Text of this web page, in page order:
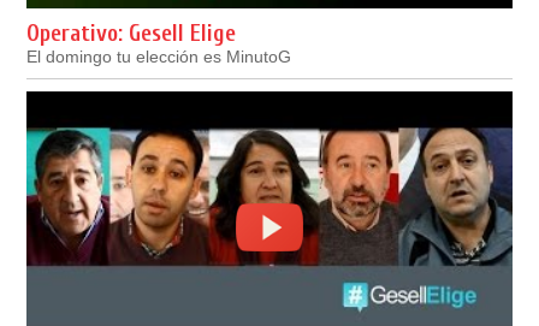
Operativo: Gesell Elige
El domingo tu elección es MinutoG